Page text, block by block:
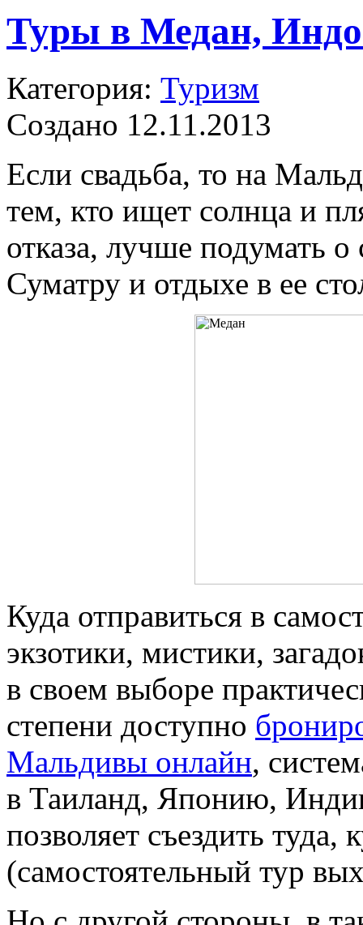
Туры в Медан,
Категория: Туризм
Создано 12.11.2013
Если свадьба, то на
тем, кто ищет солнца и
отказа, лучше подумать о
Суматру и отдыхе в ее
Куда отправиться в
экзотики, мистики,
в своем выборе
степени доступно
Мальдивы онлайн,
в Таиланд, Японию,
позволяет съездить
(самостоятельный тур